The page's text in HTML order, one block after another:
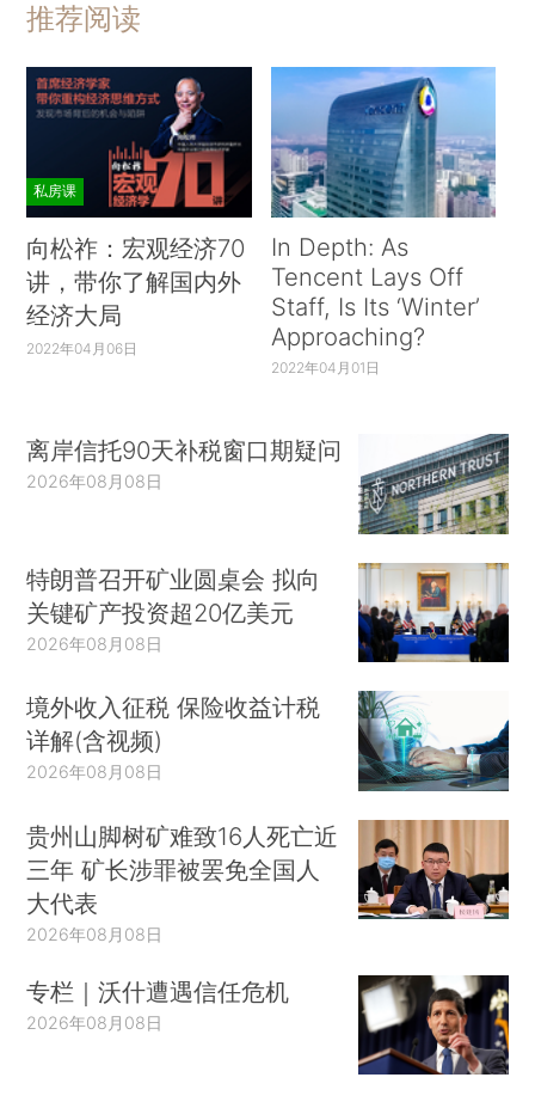
推荐阅读
私房课
向松祚：宏观经济70
讲，带你了解国内外
经济大局
2022年04月06日
In Depth: As
Tencent Lays Off
Staff, Is Its ‘Winter’
Approaching?
2022年04月01日
离岸信托90天补税窗口期疑问
2026年08月08日
特朗普召开矿业圆桌会 拟向
关键矿产投资超20亿美元
2026年08月08日
境外收入征税 保险收益计税
详解(含视频)
2026年08月08日
贵州山脚树矿难致16人死亡近
三年 矿长涉罪被罢免全国人
大代表
2026年08月08日
专栏｜沃什遭遇信任危机
2026年08月08日